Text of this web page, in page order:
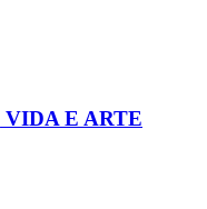
E ARTE